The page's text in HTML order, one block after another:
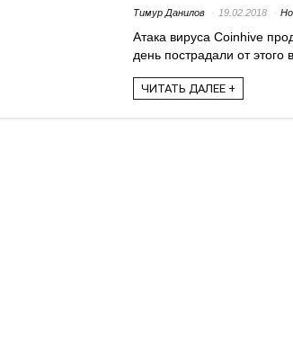
Тимур Данилов 19.02.2018
Атака вируса Coinhive
день пострадали от этого
ЧИТАТЬ ДАЛЕЕ +